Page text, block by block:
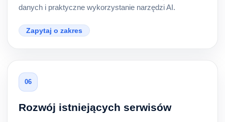
danych i praktyczne wykorzystanie narzędzi AI.
Zapytaj o zakres
06
Rozwój istniejących serwisów